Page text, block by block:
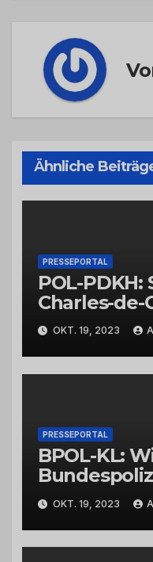
Ähnliche
PRESSEPORTAL
POL-
Charles-de-
Bad
OKT. 19, 2023
PRESSEPORTAL
BPOL-KL:
OKT. 19, 2023